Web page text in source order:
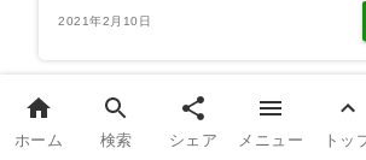
2021年2月10日
コメント
ホーム 検索 シェア メニュー トッ